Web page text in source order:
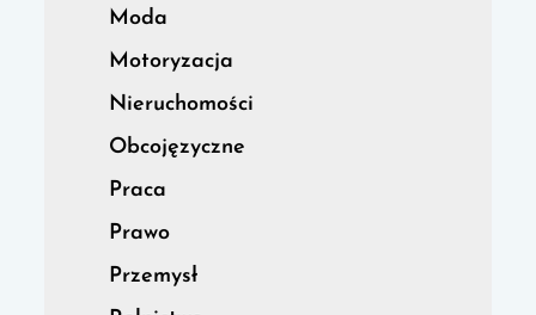
Moda
Motoryzacja
Nieruchomości
Obcojęzyczne
Praca
Prawo
Przemysł